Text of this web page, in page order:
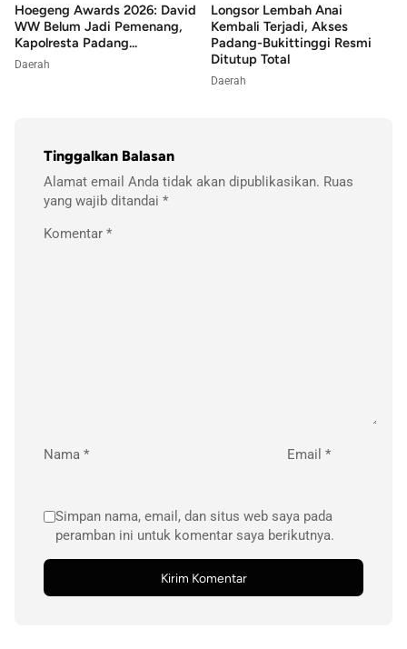
Hoegeng Awards 2026: David
WW Belum Jadi Pemenang,
Kapolresta Padang...
Daerah
Longsor Lembah Anai
Kembali Terjadi, Akses
Padang-Bukittinggi Resmi
Ditutup Total
Daerah
Tinggalkan Balasan
Alamat email Anda tidak akan dipublikasikan. Ruas
yang wajib ditandai *
Komentar *
Nama * Email *
Simpan nama, email, dan situs web saya pada
peramban ini untuk komentar saya berikutnya.